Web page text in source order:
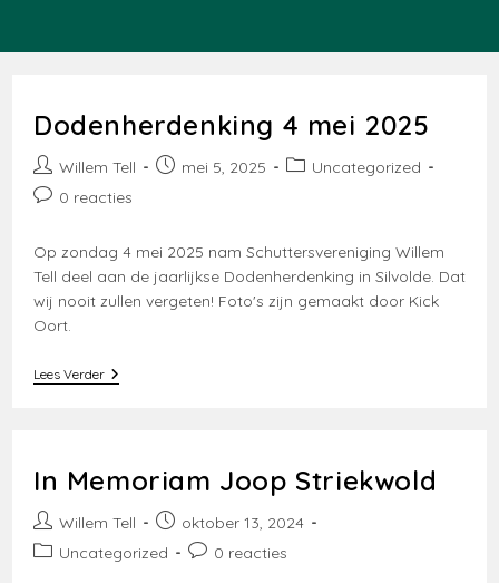
Dodenherdenking 4 mei 2025
Bericht
auteur:
Willem Tell
Berichtmei 5, 2025 Berichtcategorie:
Uncategorized
Bericht0 reacties
Op zondag 4 mei 2025 nam Schuttersvereniging Willem
Tell deel aan de jaarlijkse Dodenherdenking in Silvolde. Dat
wij nooit zullen vergeten! Foto's zijn gemaakt door Kick
Oort.
Lees VerderDodenherdenking
In Memoriam Joop Striekwold
Bericht
auteur:
Willem Tell
Bericht
gepubliceerd
oktober 13, 2024
Berichtcategorie:
Uncategorized
Bericht0 reacties